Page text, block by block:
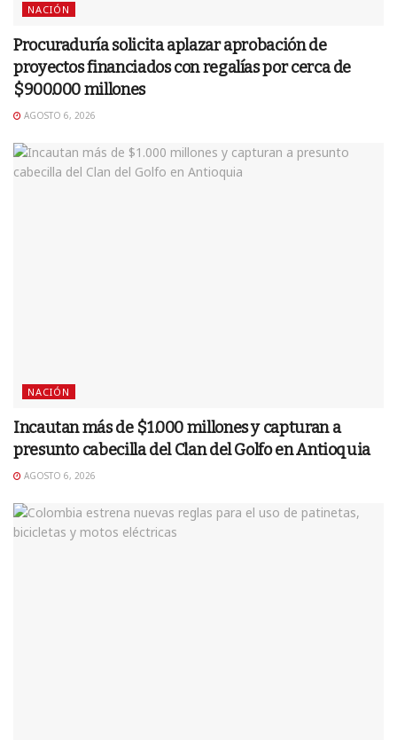
NACIÓN
Procuraduría solicita aplazar aprobación de
proyectos financiados con regalías por cerca de
$900.000 millones
AGOSTO 6, 2026
NACIÓN
Incautan más de $1.000 millones y capturan a
presunto cabecilla del Clan del Golfo en Antioquia
AGOSTO 6, 2026